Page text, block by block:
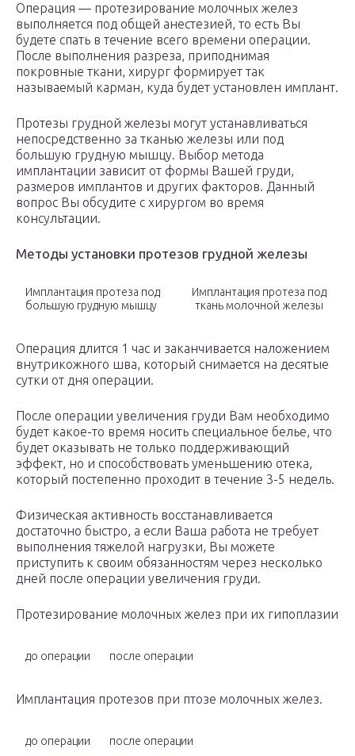
Операция — протезирование молочных желез
выполняется под общей анестезией, то есть Вы
будете спать в течение всего времени операции.
После выполнения разреза, приподнимая
покровные ткани, хирург формирует так
называемый карман, куда будет установлен имплант.
Протезы грудной железы могут устанавливаться
непосредственно за тканью железы или под
большую грудную мышцу. Выбор метода
имплантации зависит от формы Вашей груди,
размеров имплантов и других факторов. Данный
вопрос Вы обсудите с хирургом во время
консультации.
Методы установки протезов грудной железы
Имплантация протеза под
большую грудную мышцу
Имплантация протеза под
ткань молочной железы
Операция длится 1 час и заканчивается наложением
внутрикожного шва, который снимается на десятые
сутки от дня операции.
После операции увеличения груди Вам необходимо
будет какое-то время носить специальное белье, что
будет оказывать не только поддерживающий
эффект, но и способствовать уменьшению отека,
который постепенно проходит в течение 3-5 недель.
Физическая активность восстанавливается
достаточно быстро, а если Ваша работа не требует
выполнения тяжелой нагрузки, Вы можете
приступить к своим обязанностям через несколько
дней после операции увеличения груди.
Протезирование молочных желез при их гипоплазии
до операции после операции
Имплантация протезов при птозе молочных желез.
до операции после операции